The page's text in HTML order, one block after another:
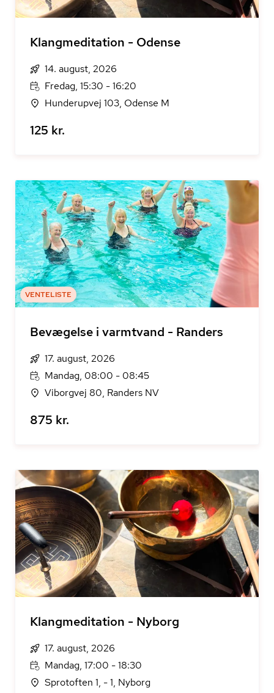
Klangmeditation - Odense
14. august, 2026
Fredag, 15:30 - 16:20
Hunderupvej 103, Odense M
125 kr.
VENTELISTE
Bevægelse i varmtvand - Randers
17. august, 2026
Mandag, 08:00 - 08:45
Viborgvej 80, Randers NV
875 kr.
Klangmeditation - Nyborg
17. august, 2026
Mandag, 17:00 - 18:30
Sprotoften 1, - 1, Nyborg